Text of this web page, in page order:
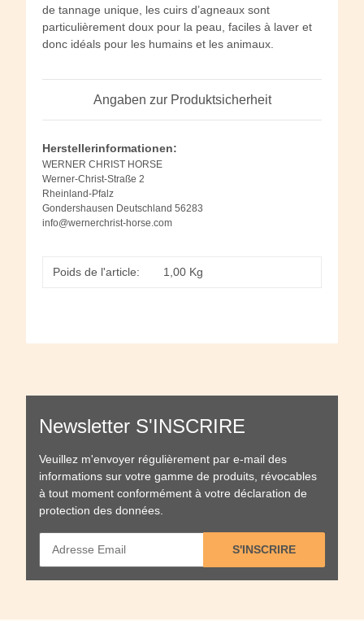
de tannage unique, les cuirs d’agneaux sont
particulièrement doux pour la peau, faciles à laver et
donc idéals pour les humains et les animaux.
Angaben zur Produktsicherheit
Herstellerinformationen:
WERNER CHRIST HORSE
Werner-Christ-Straße 2
Rheinland-Pfalz
Gondershausen Deutschland 56283
info@wernerchrist-horse.com
Poids de l'article: 1,00 Kg
Newsletter S'INSCRIRE
Veuillez m'envoyer régulièrement par e-mail des
informations sur votre gamme de produits, révocables
à tout moment conformément à votre déclaration de
protection des données
S'INSCRIRE